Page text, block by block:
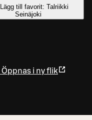
Lägg till favorit: Talriikki
Seinäjoki
Öppnas i ny flik